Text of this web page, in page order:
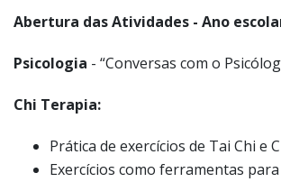
Abertura das Atividades - Ano
Psicologia - “Conversas com o
Chi Terapia:
Prática de exercícios de Tai Chi e
Exercícios como ferramentas